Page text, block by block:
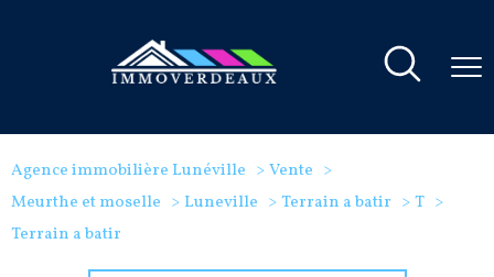
Agence immobilière Lunéville
Vente
Meurthe et moselle
Luneville Terrain a batir
T
Terrain a batir